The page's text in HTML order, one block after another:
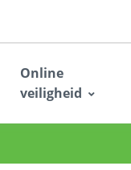
Online
veiligheid